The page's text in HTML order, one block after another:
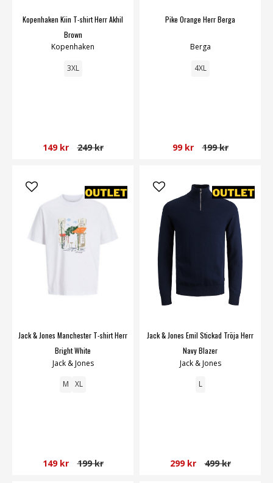
Kopenhaken Kiin T-shirt Herr Akhil
Brown
Kopenhaken
3XL
149 kr 249 kr
Pike Orange Herr Berga
Berga
4XL
99 kr 199 kr
Jack & Jones Manchester T-shirt Herr
Bright White
Jack & Jones
M XL
149 kr 199 kr
Jack & Jones Emil Stickad Tröja Herr
Navy Blazer
Jack & Jones
L
299 kr 499 kr